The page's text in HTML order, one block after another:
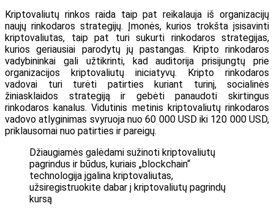
Kriptovaliutų rinkos raida taip pat reikalauja iš organizacijų
naujų rinkodaros strategijų. Įmonės, kurios trokšta įsisavinti
kriptovaliutas, taip pat turi sukurti rinkodaros strategijas,
kurios geriausiai parodytų jų pastangas. Kripto rinkodaros
vadybininkai gali užtikrinti, kad auditorija prisijungtų prie
organizacijos kriptovaliutų iniciatyvų. Kripto rinkodaros
vadovai turi turėti patirties kuriant turinį, socialinės
žiniasklaidos strategiją ir gebėti panaudoti skirtingus
rinkodaros kanalus. Vidutinis metinis kriptovaliutų rinkodaros
vadovo atlyginimas svyruoja nuo 60 000 USD iki 120 000 USD,
priklausomai nuo patirties ir pareigų.
Džiaugiamės galėdami sužinoti kriptovaliutų
pagrindus ir būdus, kuriais „blockchain“
technologija įgalina kriptovaliutas,
užsiregistruokite dabar į kriptovaliutų pagrindų
kursą